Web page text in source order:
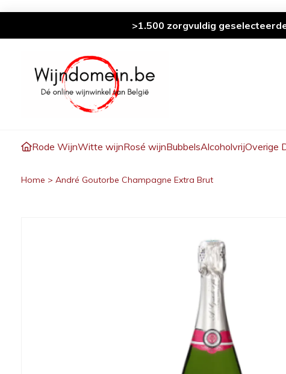
>1.500 zorgvuldig
Rode WijnWitte wijnRosé wijnBubbelsAlcoholvrijOverige
Home > André Goutorbe Champagne Extra Brut